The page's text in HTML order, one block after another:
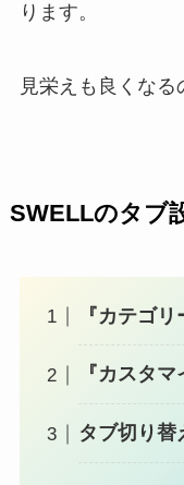
ります。
見栄えも良くなる
SWELLのタブ
『カテゴ
『カスタ
タブ切り替